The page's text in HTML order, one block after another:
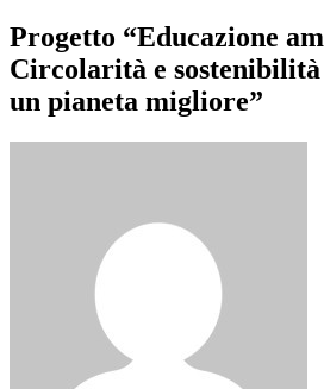
Progetto “Educazione
Circolarità e
un pianeta migliore”